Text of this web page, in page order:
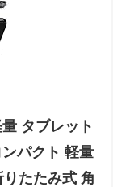
タブレット
パクト 軽量
たたみ式 角